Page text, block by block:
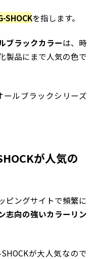
SHOCKを指します。
ブラックカラーは、時
製品にまで人気の色で
ールブラックシリーズ
が人気の
ピングサイトで頻繁に
志向の強いカラーリン
が大人気なので